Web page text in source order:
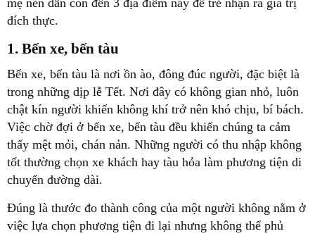
mẹ nên dẫn con đến 3 địa điểm này để trẻ nhận ra giá trị
đích thực.
1. Bến xe, bến tàu
Bến xe, bến tàu là nơi ồn ào, đông đúc người, đặc biệt là
trong những dịp lễ Tết. Nơi đây có không gian nhỏ, luôn
chật kín người khiến không khí trở nên khó chịu, bí bách.
Việc chờ đợi ở bến xe, bến tàu đều khiến chúng ta cảm
thấy mệt mỏi, chán nản. Những người có thu nhập không
tốt thường chọn xe khách hay tàu hỏa làm phương tiện di
chuyển đường dài.
Đúng là thước đo thành công của một người không nằm ở
việc lựa chọn phương tiện đi lại nhưng không thể phủ